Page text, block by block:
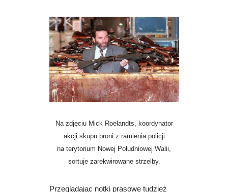
Na zdjęciu Mick Roelandts, koordynator
akcji skupu broni z ramienia policji
na terytorium Nowej Południowej Walii,
sortuje zarekwirowane strzelby.
Przeglądając notki prasowe tudzież